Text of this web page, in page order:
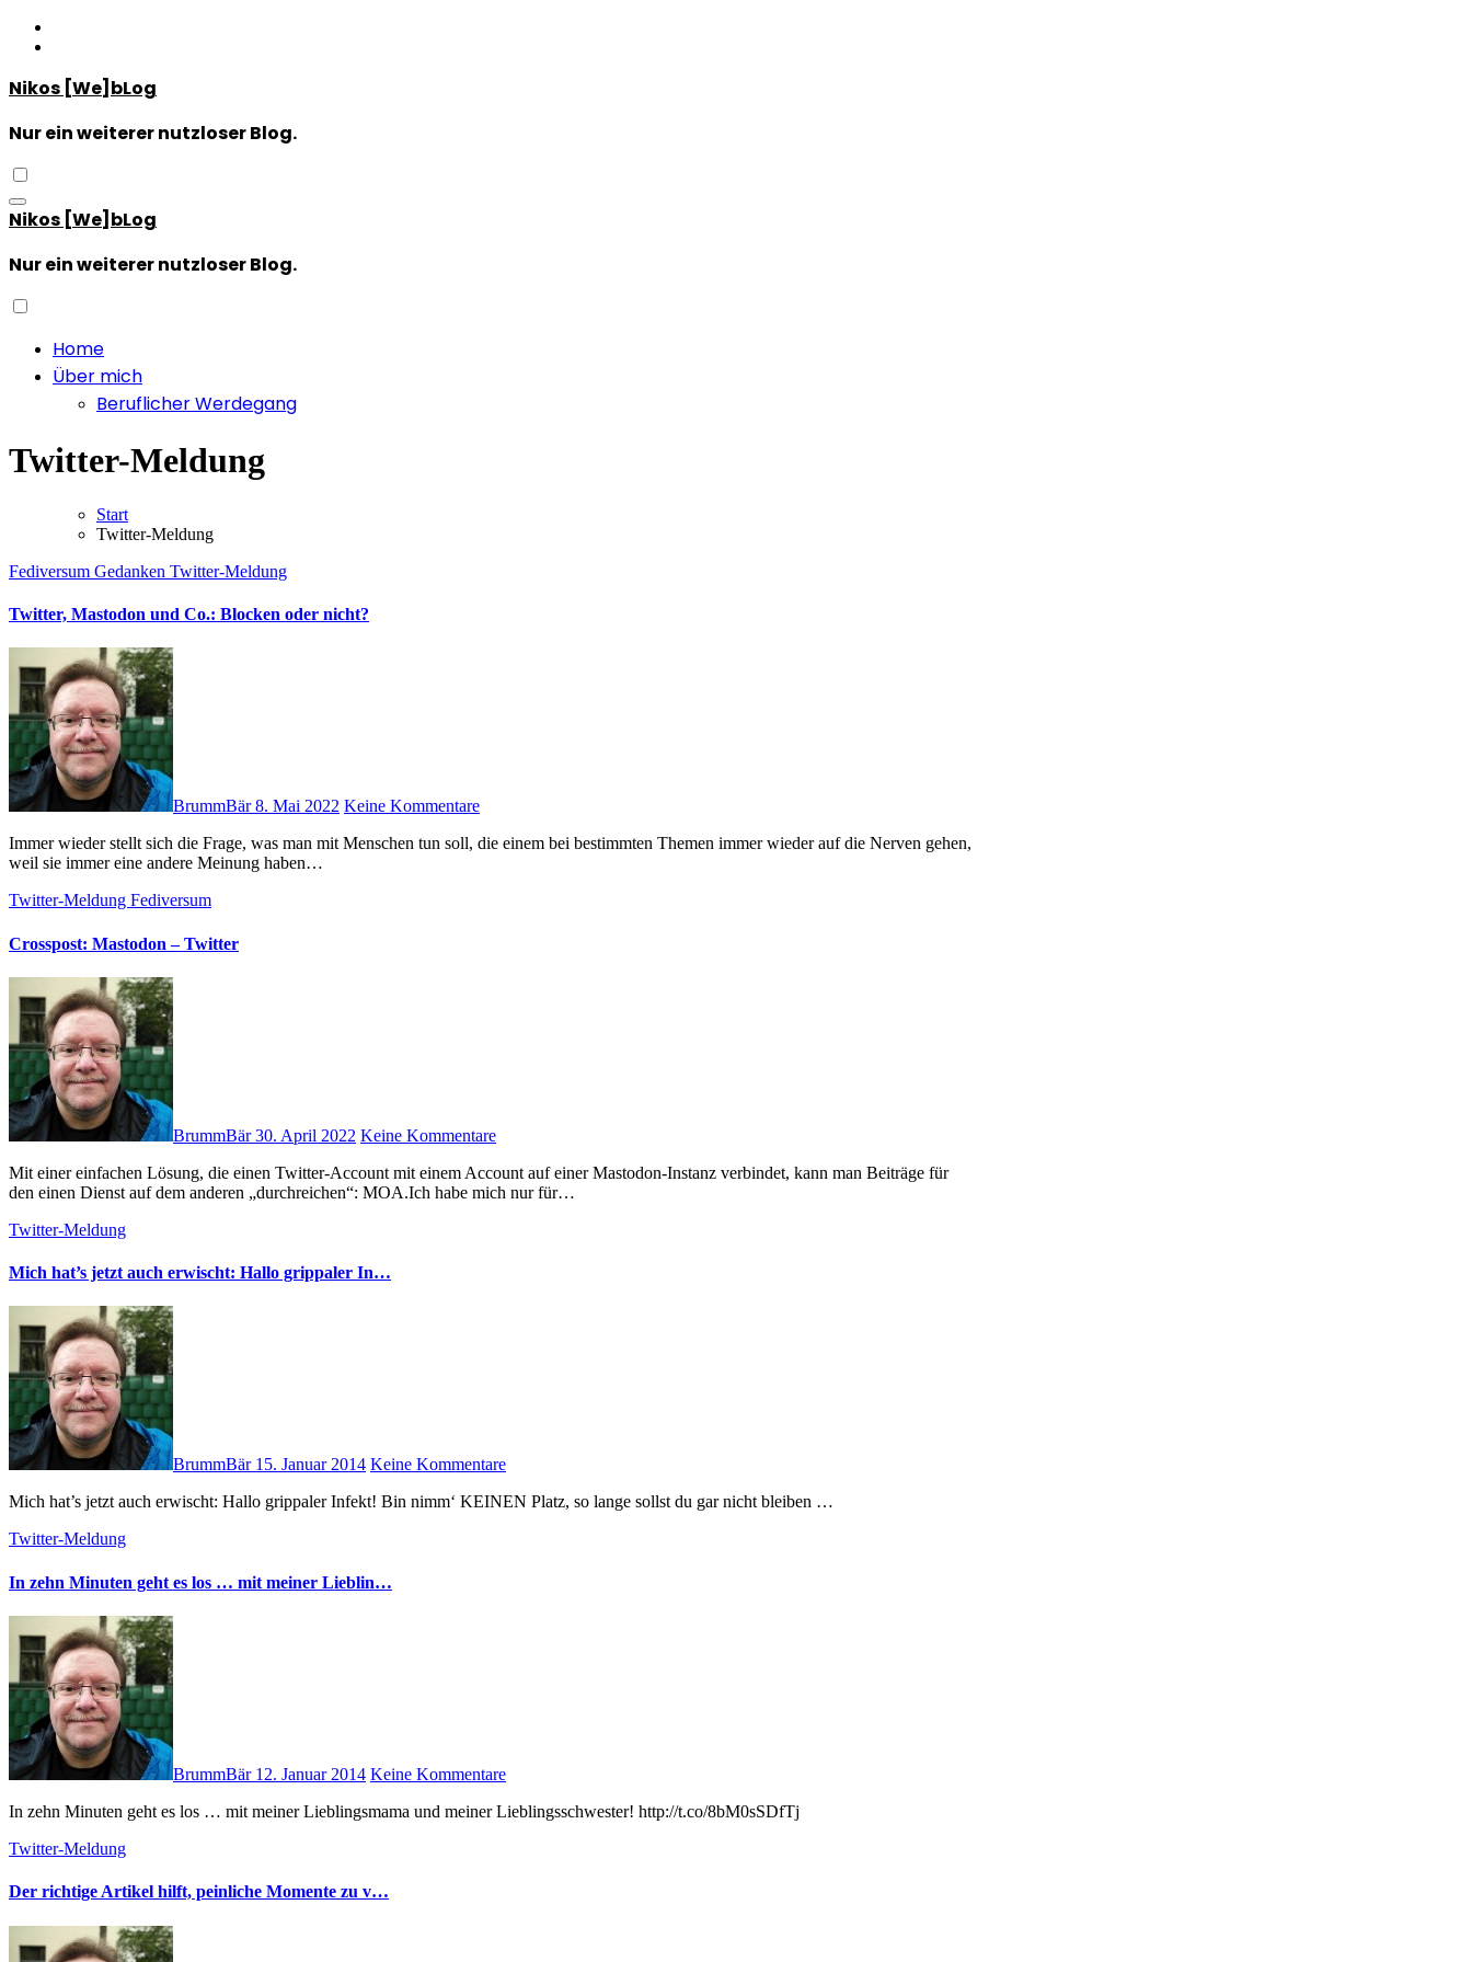
Zum
Inhalt
Nikos [We]bLog
Nur ein weiterer nutzloser Blog.
Nikos [We]bLog
Nur ein weiterer nutzloser Blog.
Home
Über mich
Beruflicher Werdegang
Twitter-Meldung
Start
Twitter-Meldung
Fediversum Gedanken Twitter-Meldung
Twitter, Mastodon und Co.: Blocken oder nicht?
BrummBär8. Mai 2022 Keine Kommentare
Immer wieder stellt sich die Frage, was man mit Menschen tun soll, die einem bei bestimmten Themen immer wieder auf die Nerven gehen,
weil sie immer eine andere Meinung haben…
Twitter-Meldung Fediversum
Crosspost: Mastodon – Twitter
BrummBär30. April 2022 Keine Kommentare
Mit einer einfachen Lösung, die einen Twitter-Account mit einem Account auf einer Mastodon-Instanz verbindet, kann man Beiträge für
den einen Dienst auf dem anderen „durchreichen“: MOA.Ich habe mich nur für…
Twitter-Meldung
Mich hat’s jetzt auch erwischt: Hallo grippaler In…
BrummBär 15. Januar 2014 Keine Kommentare
Mich hat’s jetzt auch erwischt: Hallo grippaler Infekt! Bin nimm‘ KEINEN Platz, so lange sollst du gar nicht bleiben …
Twitter-Meldung
In zehn Minuten geht es los … mit meiner Lieblin…
BrummBär 12. Januar 2014 Keine Kommentare
In zehn Minuten geht es los … mit meiner Lieblingsmama und meiner Lieblingsschwester! http://t.co/8bM0sSDfTj
Twitter-Meldung
Der richtige Artikel hilft, peinliche Momente zu v…